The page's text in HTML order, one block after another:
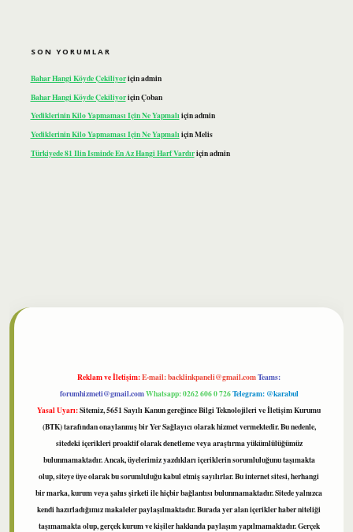
SON YORUMLAR
Bahar Hangi Köyde Çekiliyoriçinadmin
Bahar Hangi Köyde ÇekiliyoriçinÇoban
Yediklerinin Kilo Yapmaması Için Ne Yapmalıiçinadmin
Yediklerinin Kilo Yapmaması Için Ne YapmalıiçinMelis
Türkiyede 81 Ilin Isminde En Az Hangi Harf Vardıriçinadmin
Reklam ve İletişim:E-mail:backlinkpaneli@gmail.comTeams:
forumhizmeti@gmail.comWhatsapp: 0262 606 0 726Telegram: @karabul
Yasal Uyarı:Sitemiz, 5651 Sayılı Kanun gereğince Bilgi Teknolojileri ve İletişim Kurumu
(BTK) tarafından onaylanmış bir Yer Sağlayıcı olarak hizmet vermektedir. Bu nedenle,
sitedeki içerikleri proaktif olarak denetleme veya araştırma yükümlülüğümüz
bulunmamaktadır. Ancak, üyelerimiz yazdıkları içeriklerin sorumluluğunu taşımakta
olup, siteye üye olarak bu sorumluluğu kabul etmiş sayılırlar. Bu internet sitesi, herhangi
bir marka, kurum veya şahıs şirketi ile hiçbir bağlantısı bulunmamaktadır. Sitede yalnızca
kendi hazırladığımız makaleler paylaşılmaktadır. Burada yer alan içerikler haber niteliği
taşımamakta olup, gerçek kurum ve kişiler hakkında paylaşım yapılmamaktadır. Gerçek